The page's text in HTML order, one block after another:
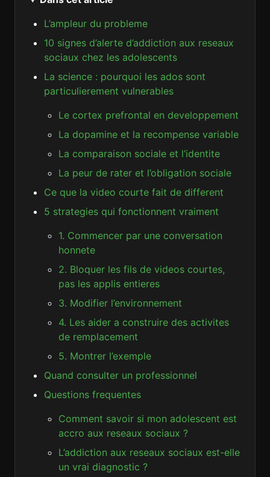
L’ampleur du probleme
10 signes d’alerte d’addiction aux reseaux
sociaux chez les adolescents
La science : pourquoi les ados sont
particulierement vulnerables
Le cortex prefrontal en developpement
La dopamine et la recompense variable
La comparaison sociale et l’identite
La peur de rater et l’obligation sociale
Ce que la video courte fait de different
5 strategies qui fonctionnent vraiment
1. Commencer par une conversation
honnete
2. Bloquer les fils de videos courtes,
pas les applis entieres
3. Modifier l’environnement
4. Les aider a construire des activites
de remplacement
5. Montrer l’exemple
Quand consulter un professionnel
Questions frequentes
Comment savoir si mon adolescent est
accro aux reseaux sociaux ?
L’addiction aux reseaux sociaux est-elle
un vrai diagnostic ?